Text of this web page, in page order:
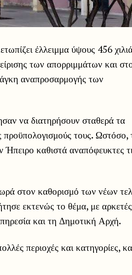
έλλειμμα ύψους 456
των απορριμμάτων και
αναπροσαρμογής των
να διατηρήσουν σταθερά τα
τους. Ωστόσο,
καθιστά αναπόφευκτες
στον καθορισμό των νέων
εκτενώς το θέμα, με αρκετές
και τη Δημοτική Αρχή.
περιοχές και κατηγορίες,